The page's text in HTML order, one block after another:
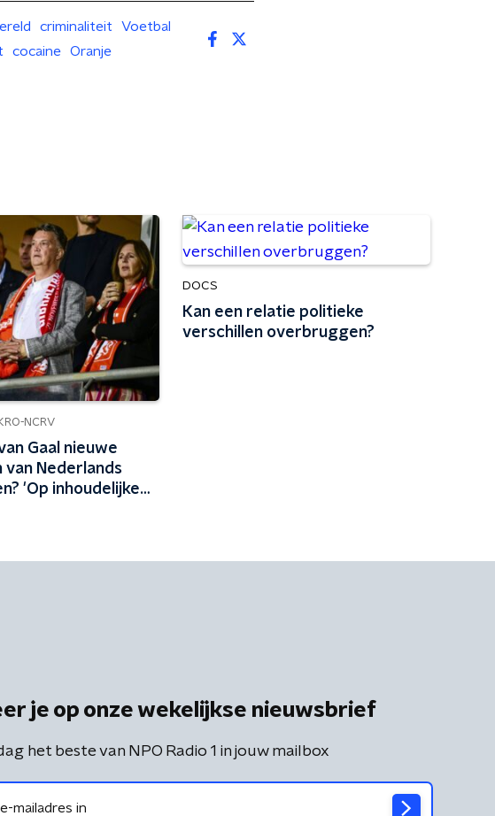
criminaliteit
Voetbal
cocaine Oranje
NCRV
Gaal nieuwe
van Nederlands
'Op inhoudelijke
DOCS
Kan een relatie politieke
verschillen overbruggen?
je op onze wekelijkse nieuwsbrief
het beste van NPO Radio 1 in jouw mailbox